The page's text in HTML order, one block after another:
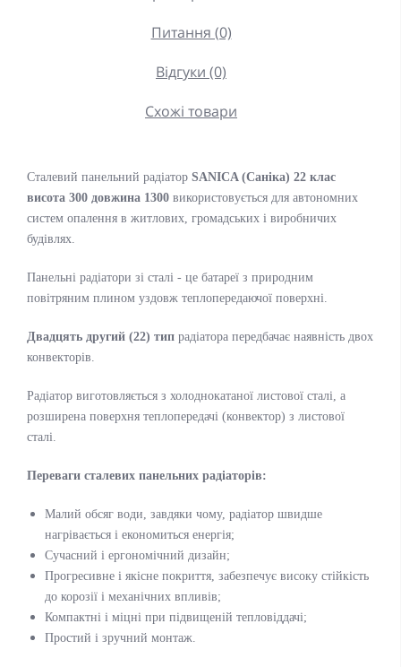
Питання (0)
Відгуки (0)
Схожі товари
Сталевий панельний радіатор SANICA (Саніка) 22 клас
висота 300 довжина 1300 використовується для автономних
систем опалення в житлових, громадських і виробничих
будівлях.
Панельні радіатори зі сталі - це батареї з природним
повітряним плином уздовж теплопередаючої поверхні.
Двадцять другий (22) тип радіатора передбачає наявність двох
конвекторів.
Радіатор виготовляється з холоднокатаної листової сталі, а
розширена поверхня теплопередачі (конвектор) з листової
сталі.
Переваги сталевих панельних радіаторів:
Малий обсяг води, завдяки чому, радіатор швидше
нагрівається і економиться енергія;
Сучасний і ергономічний дизайн;
Прогресивне і якісне покриття, забезпечує високу стійкість
до корозії і механічних впливів;
Компактні і міцні при підвищеній тепловіддачі;
Простий і зручний монтаж.